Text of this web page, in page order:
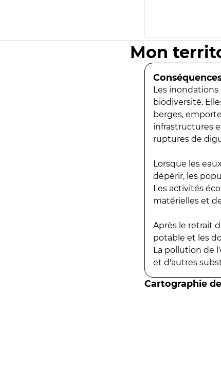
Mon
Les
biodiversité.
berges,
infrastructures
ruptures de
Lorsque les
dépérir, les
Les activités
matérielles et
Après le retrait
potable et les
La pollution de
et d'autres
Cartographie